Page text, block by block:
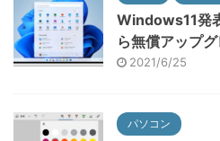
Windows11発
ら無償アップ
2021/6/25
パソコン